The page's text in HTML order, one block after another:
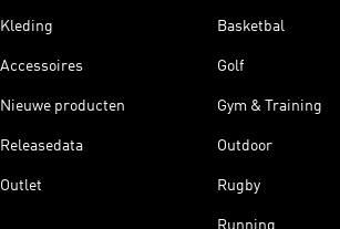
Kleding
Accessoires
Nieuwe producten
Releasedata
Outlet
Basketbal
Golf
Gym & Training
Outdoor
Rugby
Running